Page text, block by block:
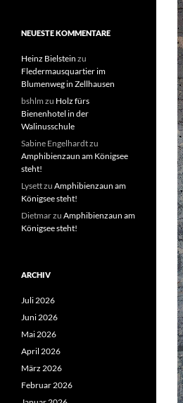
NEUESTE KOMMENTARE
Heinz Bielstein zu
Fledermausquartier im
Blumenweg in Zellhausen
bshlm zu Holz fürs
Bienenhotel in der
Walinusschule
Sabine Engelhardtzu
Amphibienzaun am Königsee
steht!
Lysettzu Amphibienzaun am
Königsee steht!
Dietmarzu Amphibienzaun am
Königsee steht!
ARCHIV
Juli 2026
Juni 2026
Mai 2026
April 2026
März 2026
Februar 2026